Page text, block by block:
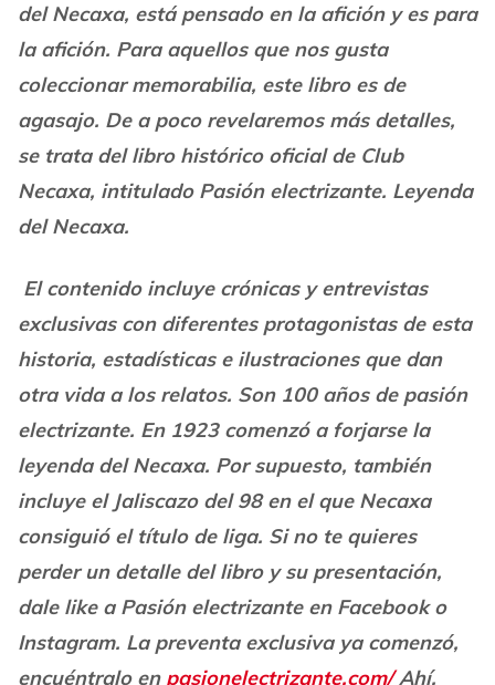
del Necaxa, está pensado en la afición y es para
la afición. Para aquellos que nos gusta
coleccionar memorabilia, este libro es de
agasajo. De a poco revelaremos más detalles,
se trata del libro histórico oficial de Club
Necaxa, intitulado Pasión electrizante. Leyenda
del Necaxa.
El contenido incluye crónicas y entrevistas
exclusivas con diferentes protagonistas de esta
historia, estadísticas e ilustraciones que dan
otra vida a los relatos. Son 100 años de pasión
electrizante. En 1923 comenzó a forjarse la
leyenda del Necaxa. Por supuesto, también
incluye el Jaliscazo del 98 en el que Necaxa
consiguió el título de liga. Si no te quieres
perder un detalle del libro y su presentación,
dale like a Pasión electrizante en Facebook o
Instagram. La preventa exclusiva ya comenzó,
encuéntralo en pasionelectrizante.com/Ahí,